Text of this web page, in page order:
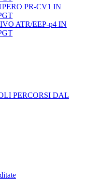
PR-CV1 IN
ATR/EEP-p4 IN
PERCORSI DAL